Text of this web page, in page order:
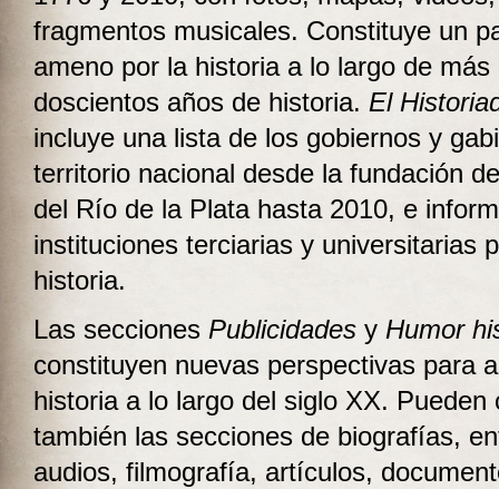
fragmentos musicales. Constituye un
ameno por la historia a lo largo de más
doscientos años de historia. El
incluye una lista de los gobiernos y
territorio nacional desde la fundación
del Río de la Plata hasta 2010, e
instituciones terciarias y universitarias
historia.
Las secciones Publicidades y Humor
constituyen nuevas perspectivas para
historia a lo largo del siglo XX. Pueden
también las secciones de biografías,
audios, filmografía, artículos,